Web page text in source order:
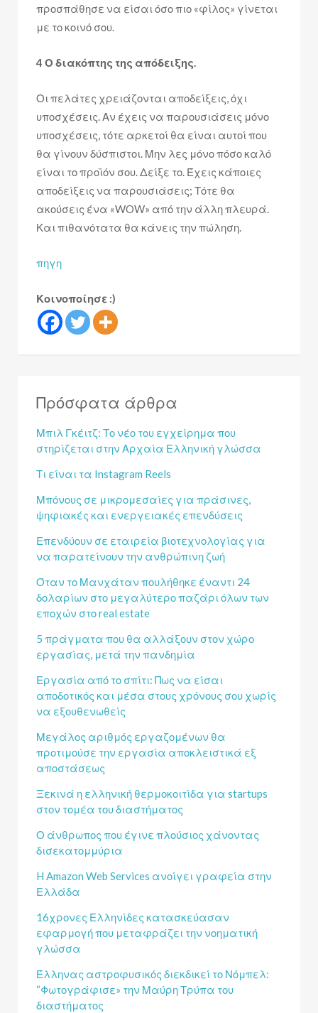
προσπάθησε να είσαι όσο πιο «φίλος» γίνεται
με το κοινό σου.
4 Ο διακόπτης της απόδειξης.
Οι πελάτες χρειάζονται αποδείξεις, όχι
υποσχέσεις. Αν έχεις να παρουσιάσεις μόνο
υποσχέσεις, τότε αρκετοί θα είναι αυτοί που
θα γίνουν δύσπιστοι. Μην λες μόνο πόσο καλό
είναι το προϊόν σου. Δείξε το. Έχεις κάποιες
αποδείξεις να παρουσιάσεις; Τότε θα
ακούσεις ένα «WOW» από την άλλη πλευρά.
Και πιθανότατα θα κάνεις την πώληση.
πηγη
Κοινοποίησε :)
Πρόσφατα άρθρα
Μπιλ Γκέιτζ: Το νέο του εγχείρημα που
στηρίζεται στην Αρχαία Ελληνική γλώσσα
Τι είναι τα Instagram Reels
Μπόνους σε μικρομεσαίες για πράσινες,
ψηφιακές και ενεργειακές επενδύσεις
Επενδύουν σε εταιρεία βιοτεχνολογίας για
να παρατείνουν την ανθρώπινη ζωή
Όταν το Μανχάταν πουλήθηκε έναντι 24
δολαρίων στο μεγαλύτερο παζάρι όλων των
εποχών στο real estate
5 πράγματα που θα αλλάξουν στον χώρο
εργασίας, μετά την πανδημία
Εργασία από το σπίτι: Πως να είσαι
αποδοτικός και μέσα στους χρόνους σου χωρίς
να εξουθενωθείς
Μεγάλος αριθμός εργαζομένων θα
προτιμούσε την εργασία αποκλειστικά εξ
αποστάσεως
Ξεκινά η ελληνική θερμοκοιτίδα για startups
στον τομέα του διαστήματος
Ο άνθρωπος που έγινε πλούσιος χάνοντας
δισεκατομμύρια
H Amazon Web Services ανοίγει γραφεία στην
Ελλάδα
16χρονες Ελληνίδες κατασκεύασαν
εφαρμογή που μεταφράζει την νοηματική
γλώσσα
Έλληνας αστροφυσικός διεκδικεί το Νόμπελ:
“Φωτογράφισε» την Μαύρη Τρύπα του
διαστήματος